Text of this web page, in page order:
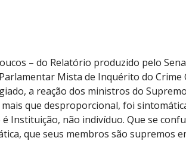
– do Relatório produzido pelo
Mista de Inquérito do Crime
a reação dos ministros do
que desproporcional, foi
Instituição, não indivíduo. Que se
que seus membros são supremos